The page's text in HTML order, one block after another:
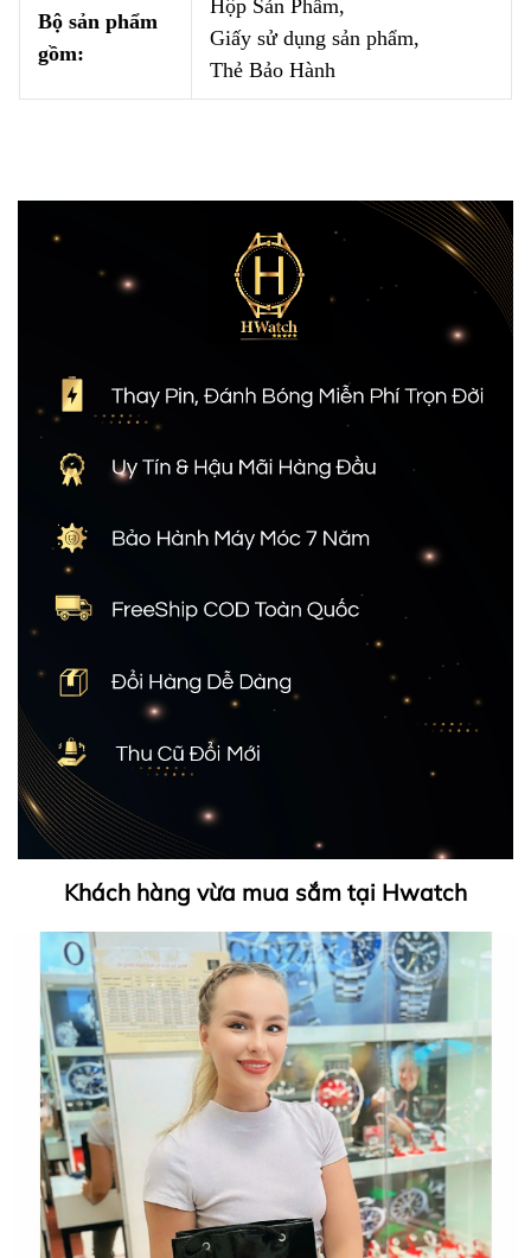
Bộ sản phẩm
gồm:
Hộp Sản Phẩm,
Giấy sử dụng sản phẩm,
Thẻ Bảo Hành
Khách hàng vừa mua sắm tại Hwatch